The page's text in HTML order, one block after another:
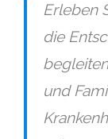
Erleben
die
und